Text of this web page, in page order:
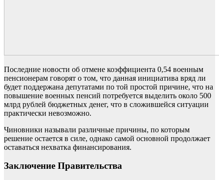
Последние новости об отмене коэффициента 0,54 военным
пенсионерам говорят о том, что данная инициатива вряд ли
будет поддержана депутатами по той простой причине, что на
повышение военных пенсий потребуется выделить около 500
млрд рублей бюджетных денег, что в сложившейся ситуации
практически невозможно.
Чиновники называли различные причины, по которым
решение остается в силе, однако самой основной продолжает
оставаться нехватка финансирования.
Заключение Правительства